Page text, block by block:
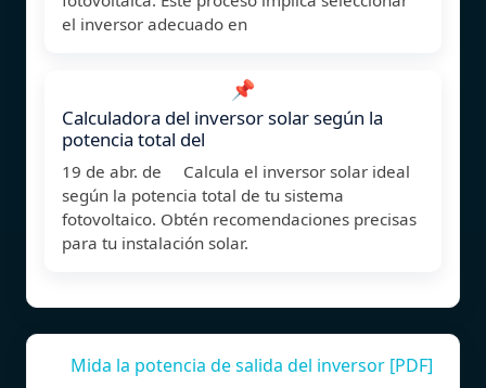
el inversor adecuado en
📌
Calculadora del inversor solar según la
potencia total del
19 de abr. de Calcula el inversor solar ideal
según la potencia total de tu sistema
fotovoltaico. Obtén recomendaciones precisas
para tu instalación solar.
Mida la potencia de salida del inversor [PDF]